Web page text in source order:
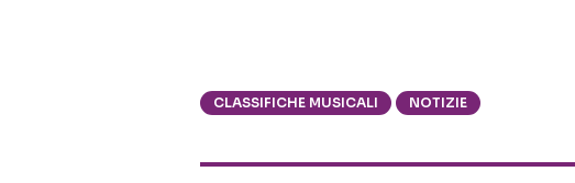
CLASSIFICHE MUSICALI NOTIZIE